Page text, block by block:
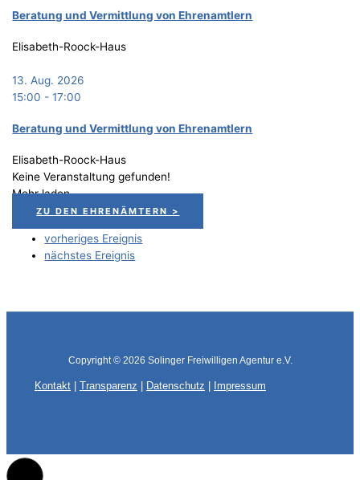
Bera­tung und Ver­mitt­lung von Ehrenamtlern
Elisabeth-Roock-Haus
13. Aug. 2026
15:00 -17:00
Bera­tung und Ver­mitt­lung von Ehrenamtlern
Elisabeth-Roock-Haus
Keine Veranstaltung gefunden!
Mehr laden
ZU DEN EHRENÄMTERN >
vorheriges Ereignis
nächstes Ereignis
Copyright © 2026 Solinger Freiwilligen Agentur e.V.
Kontakt Transparenz Datenschutz Impressum